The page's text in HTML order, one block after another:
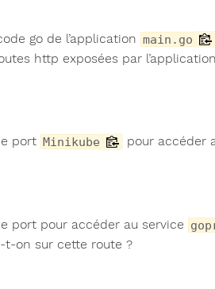
go de l’application main.go
http exposées par
port Minikube pour accéder
port pour accéder au service
on sur cette route ?